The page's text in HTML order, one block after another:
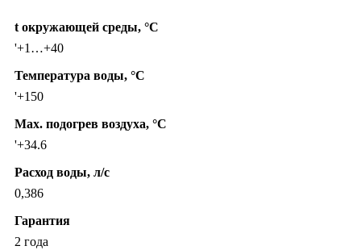
t окружающей среды, °C
'+1…+40
Температура воды, °C
'+150
Max. подогрев воздуха, °C
'+34.6
Расход воды, л/с
0,386
Гарантия
2 года